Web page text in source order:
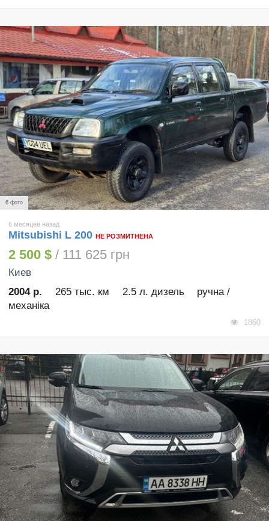
6 фото
6 месяцев назад
Mitsubishi L 200 НЕ РОЗМИТНЕНА
2 500 $ / 111 625 грн
Киев
2004 р.
265 тыс. км 2.5 л. дизель
ручна /
механіка
1860